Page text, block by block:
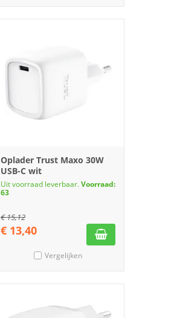
Oplader Trust Maxo 30W
USB-C wit
Uit voorraad leverbaar.Voorraad:
63
€15,12
€ 13,40
Vergelijken